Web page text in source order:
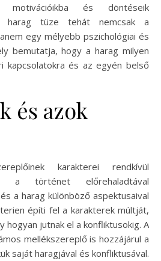
motivációikba és döntéseik
harag tüze tehát nemcsak a
egy mélyebb pszichológiai és
bemutatja, hogy a harag milyen
kapcsolatokra és az egyén belső
és azok
karakterei rendkívül
a történet előrehaladtával
a harag különböző aspektusaival
építi fel a karakterek múltját,
hogyan jutnak el a konfliktusokig. A
mellékszereplő is hozzájárul a
saját haragjával és konfliktusával.